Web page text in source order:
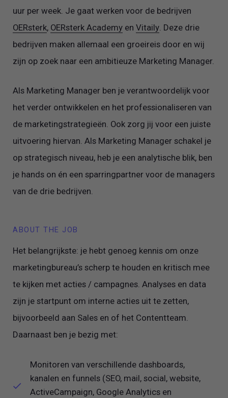
uur per week. Je gaat werken voor de bedrijven
OERsterk, OERsterk Academy enVitaily. Deze drie
bedrijven maken allemaal een groeireis door en wij
zijn op zoek naar een ambitieuze Marketing Manager.
Als Marketing Manager ben je verantwoordelijk voor
het verder ontwikkelen en het professionaliseren van
de marketingstrategieën. Ook zorg jij voor een juiste
uitvoering hiervan. Als Marketing Manager schakel je
op strategisch niveau, heb je een analytische blik, ben
je hands on én een sparringpartner voor de managers
van de drie bedrijven.
ABOUT THE JOB
Het belangrijkste: je hebt genoeg kennis om onze
marketingbureau’s scherp te houden en kritisch mee
te kijken met acties / campagnes. Analyses en data
zijn je startpunt om interne acties uit te zetten,
bijvoorbeeld aan Sales en of het Contentteam.
Daarnaast ben je bezig met:
Monitoren van verschillende dashboards,
kanalen en funnels (SEO, mail, social, website,
ActiveCampaign, Google Analytics en